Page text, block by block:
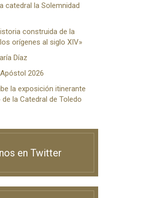
catedral la Solemnidad
construida de la
orígenes al siglo XIV»
Díaz
2026
la exposición itinerante
la Catedral de Toledo
en Twitter